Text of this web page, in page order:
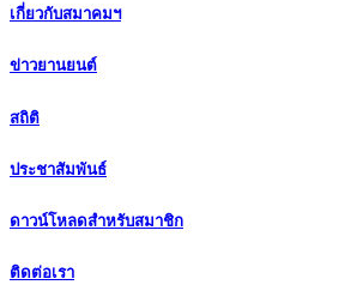
เกี่ยวกับสมาคมฯ
ข่าวยานยนต์
สถิติ
ประชาสัมพันธ์
ดาวน์โหลดสำหรับสมาชิก
ติดต่อเรา